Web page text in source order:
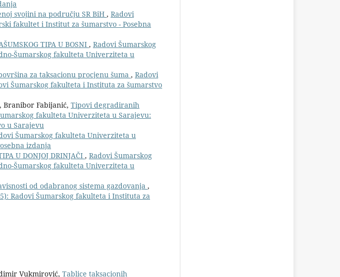
svojini na području SR BiH , Radovi
fakultet i Institut za šumarstvo - Posebna
TIPA U BOSNI , Radovi Šumarskog
Šumarskog fakulteta Univerziteta u
za taksacionu procjenu šuma , Radovi
Šumarskog fakulteta i Instituta za šumarstvo
Branibor Fabijanić, Tipovi degradiranih
fakulteta Univerziteta u Sarajevu:
u Sarajevu
Šumarskog fakulteta Univerziteta u
izdanja
U DONJOJ DRINJAČI , Radovi Šumarskog
Šumarskog fakulteta Univerziteta u
od odabranog sistema gazdovanja ,
Radovi Šumarskog fakulteta i Instituta za
Vukmirović, Tablice taksacionih